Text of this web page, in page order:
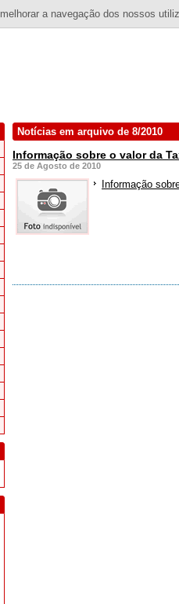
a navegação dos nossos
Notícias em arquivo de 8/2010
Informação sobre o valor da
25 de Agosto de 2010
Informação